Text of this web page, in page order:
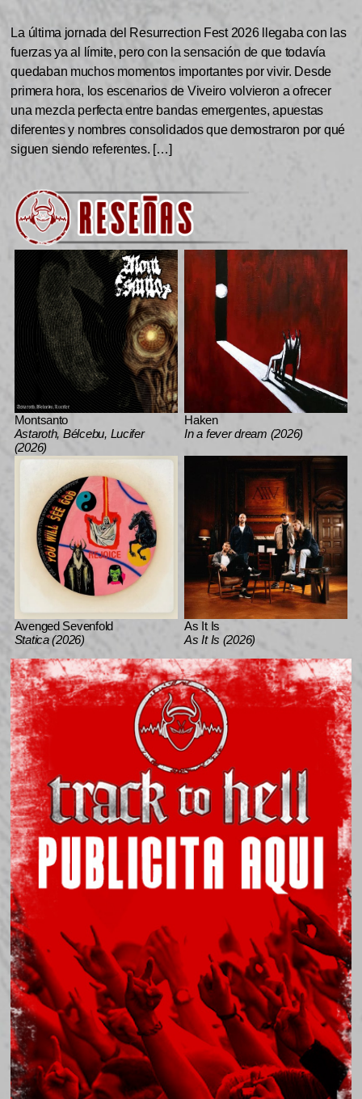
La última jornada del Resurrection Fest 2026 llegaba con las
fuerzas ya al límite, pero con la sensación de que todavía
quedaban muchos momentos importantes por vivir. Desde
primera hora, los escenarios de Viveiro volvieron a ofrecer
una mezcla perfecta entre bandas emergentes, apuestas
diferentes y nombres consolidados que demostraron por qué
siguen siendo referentes. […]
Montsanto
Astaroth, Bélcebu, Lucifer
(2026)
Haken
In a fever dream (2026)
Avenged Sevenfold
Statica (2026)
As It Is
As It Is (2026)